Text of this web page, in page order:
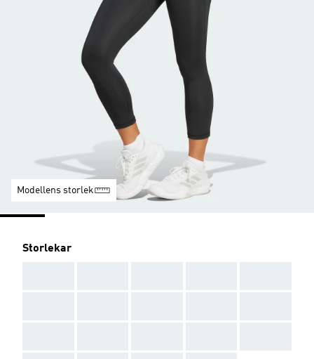
Modellens storlek
Storlekar